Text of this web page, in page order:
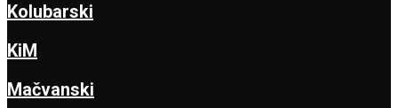
Kolubarski
KiM
Mačvanski